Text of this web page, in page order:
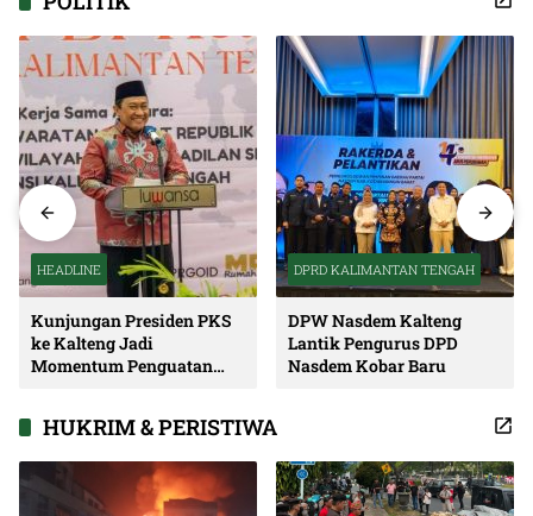
HEADLINE
Kunjungan Presiden PKS
ke Kalteng Jadi
Momentum Penguatan
DPRD KALIMANTAN TENGAH
DPW Nasdem Kalteng
Lantik Pengurus DPD
Nasdem Kobar Baru
HUKRIM & PERISTIWA